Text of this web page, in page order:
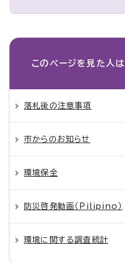
このページを見た人は
落札後の注意事項
市からのお知らせ
環境保全
防災啓発動画（Pilipino）
環境に関する調査統計